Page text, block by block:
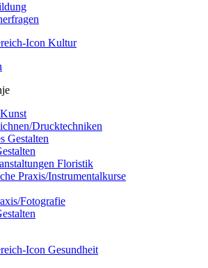
Drucktechniken
Gestalten
Floristik
Praxis/Instrumentalkurse
Fotografie